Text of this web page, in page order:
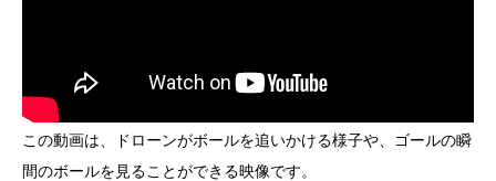
この動画は、ドローンがボールを追いかける様子や、ゴールの瞬
間のボールを見ることができる映像です。